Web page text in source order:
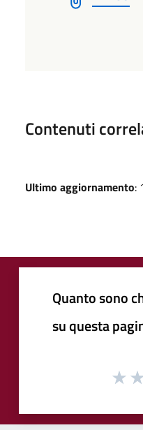
Contenuti
Ultimo aggiornamento:
Quanto sono
su questa